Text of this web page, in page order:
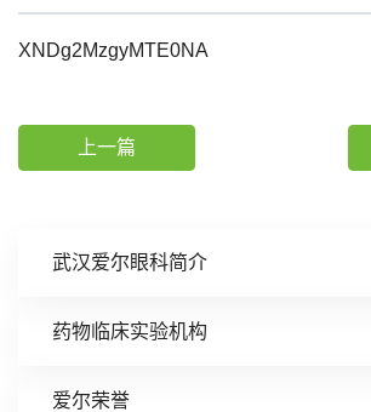
武汉爱尔眼科简介
药物临床实验机构
爱尔荣誉
XNDg2MzgyMTE0NA
上一篇